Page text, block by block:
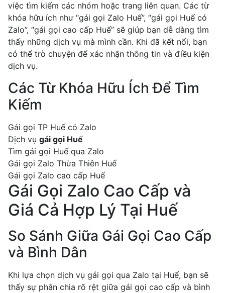
việc tìm kiếm các nhóm hoặc trang liên quan. Các từ
khóa hữu ích như “gái gọi Zalo Huế”, “gái gọi Huế có
Zalo”, “gái gọi cao cấp Huế” sẽ giúp bạn dễ dàng tìm
thấy những dịch vụ mà mình cần. Khi đã kết nối, bạn
có thể trò chuyện để xác nhận thông tin và điều kiện
dịch vụ.
Các Từ Khóa Hữu Ích Để Tìm
Kiếm
Gái gọi TP Huế có Zalo
Dịch vụ gái gọi Huế
Tìm gái gọi Huế qua Zalo
Gái gọi Zalo Thừa Thiên Huế
Gái gọi Zalo cao cấp Huế
Gái Gọi Zalo Cao Cấp và
Giá Cả Hợp Lý Tại Huế
So Sánh Giữa Gái Gọi Cao Cấp
và Bình Dân
Khi lựa chọn dịch vụ gái gọi qua Zalo tại Huế, bạn sẽ
thấy sự phân chia rõ rệt giữa gái gọi cao cấp và bình